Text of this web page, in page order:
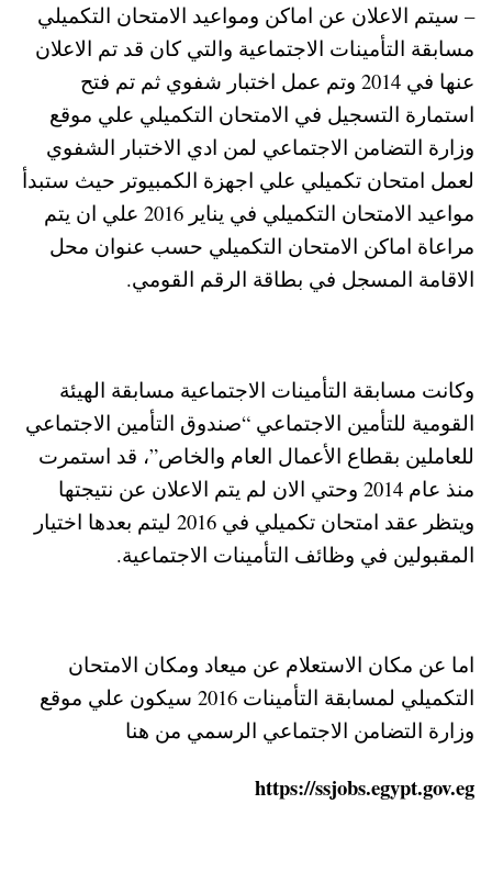
– سيتم الاعلان عن اماكن ومواعيد الامتحان التكميلي
مسابقة التأمينات الاجتماعية والتي كان قد تم الاعلان
عنها في 2014 وتم عمل اختبار شفوي ثم تم فتح
استمارة التسجيل في الامتحان التكميلي علي موقع
وزارة التضامن الاجتماعي لمن ادي الاختبار الشفوي
لعمل امتحان تكميلي علي اجهزة الكمبيوتر حيث ستبدأ
مواعيد الامتحان التكميلي في يناير 2016 علي ان يتم
مراعاة اماكن الامتحان التكميلي حسب عنوان محل
الاقامة المسجل في بطاقة الرقم القومي.
وكانت مسابقة التأمينات الاجتماعية مسابقة الهيئة
القومية للتأمين الاجتماعي “صندوق التأمين الاجتماعي
للعاملين بقطاع الأعمال العام والخاص”، قد استمرت
منذ عام 2014 وحتي الان لم يتم الاعلان عن نتيجتها
ويتظر عقد امتحان تكميلي في 2016 ليتم بعدها اختيار
المقبولين في وظائف التأمينات الاجتماعية.
اما عن مكان الاستعلام عن ميعاد ومكان الامتحان
التكميلي لمسابقة التأمينات 2016 سيكون علي موقع
وزارة التضامن الاجتماعي الرسمي من هنا
https://ssjobs.egypt.gov.eg